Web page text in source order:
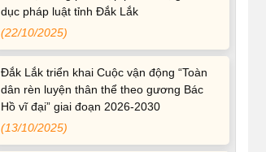
(22/10/2025)
Đắk Lắk triển khai Cuộc vận động “Toàn
dân rèn luyện thân thể theo gương Bác
Hồ vĩ đại” giai đoạn 2026-2030
(13/10/2025)
Ủy ban Mặt trận Tổ quốc Việt Nam tỉnh